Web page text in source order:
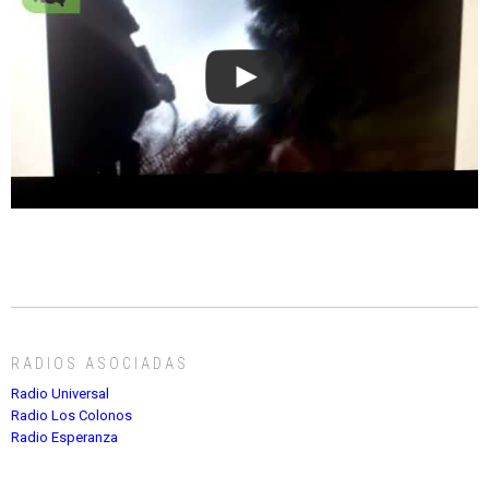
RADIOS ASOCIADAS
Radio Universal
Radio Los Colonos
Radio Esperanza